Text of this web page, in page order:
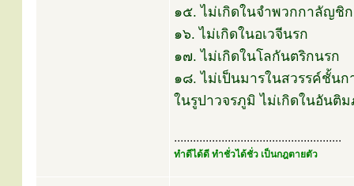
๑๕. ไม่เกิดในจำพวกกาลัญชิ
๑๖. ไม่เกิดในอเวจีนรก
๑๗. ไม่เกิดในโลกันตริกนรก
๑๘. ไม่เป็นมารในสวรรค์ชั้น
ในรูปาวจรภูมิ ไม่เกิดในอันติ
.....................................................
ทำดีได้ดี ทำชั่วได้ชั่ว เป็นกฎตายตัว